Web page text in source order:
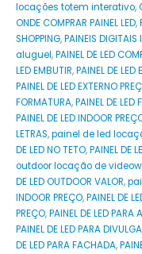
locações totem interativo,
ONDE COMPRAR PAINEL LED,
SHOPPING,PAINEIS DIGITAIS
aluguel,PAINEL DE LED
LED EMBUTIR,PAINEL DE LED
PAINEL DE LED EXTERNO
FORMATURA,PAINEL DE LED
PAINEL DE LED INDOOR
LETRAS,painel de led
DE LED NO TETO,PAINEL DE
outdoor locação de
DE LED OUTDOOR VALOR,
INDOOR PREÇO,PAINEL DE
PREÇO,PAINEL DE LED PARA
PAINEL DE LED PARA
DE LED PARA FACHADA,